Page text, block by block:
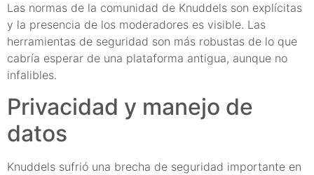
Las normas de la comunidad de Knuddels son explícitas
y la presencia de los moderadores es visible. Las
herramientas de seguridad son más robustas de lo que
cabría esperar de una plataforma antigua, aunque no
infalibles.
Privacidad y manejo de
datos
Knuddels sufrió una brecha de seguridad importante en